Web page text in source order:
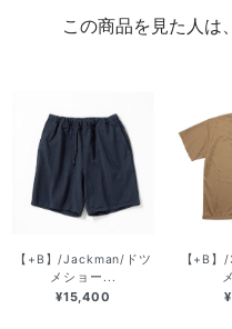
この商品を見た人は
【+B】/Jackman/ドツ
メショー...
¥15,400
【+B